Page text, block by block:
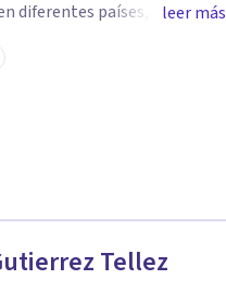
se diferencia por una
metodología
leer más
Tellez